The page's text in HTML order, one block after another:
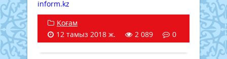
inform.kz
Қоғам
12 тамыз 2018 ж.
2 089 0